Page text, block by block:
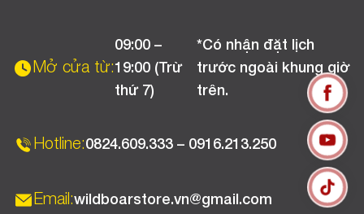
Chương trình khuyến mãi
Chính sách bảo hành
Mở cửa từ:
09:00 –
19:00 (Trừ
thứ 7)
*Có nhận đặt lịch
trước ngoài khung giờ
trên.
Hotline:0824.609.333 – 0916.213.250
Email:wildboarstore.vn@gmail.com